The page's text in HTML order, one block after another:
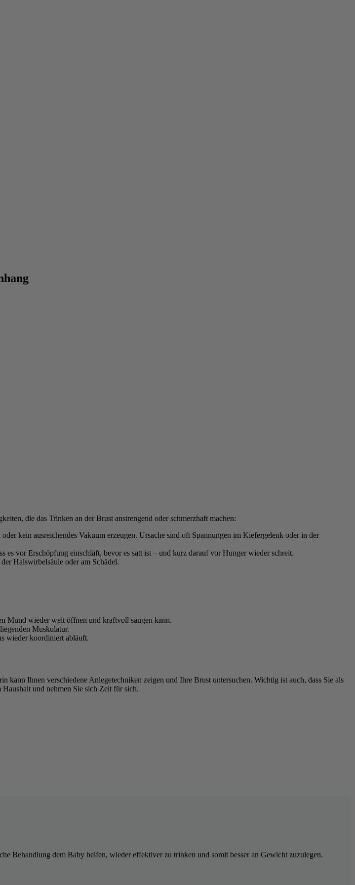
die das Trinken an der Brust anstrengend oder schmerzhaft machen:
kein ausreichendes Vakuum erzeugen. Ursache sind oft Spannungen im Kiefergelenk oder in der
es vor Erschöpfung einschläft, bevor es satt ist – und kurz darauf vor Hunger wieder schreit.
Halswirbelsäule oder am Schädel.
Mund wieder weit öffnen und kraftvoll saugen kann.
Muskulatur.
wieder koordiniert abläuft.
Ihnen verschiedene Anlegetechniken zeigen und Ihre Brust untersuchen. Wichtig ist auch, dass Sie als
und nehmen Sie sich Zeit für sich.
Behandlung dem Baby helfen, wieder effektiver zu trinken und somit besser an Gewicht zuzulegen.